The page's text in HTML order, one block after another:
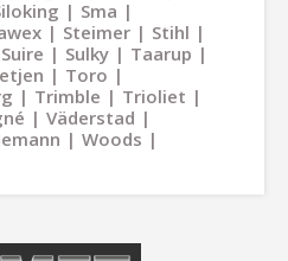
Sma
Steimer
Stihl
Suire Sulky
Taarup
Toro
Trimble
Trioliet
Väderstad
Woods